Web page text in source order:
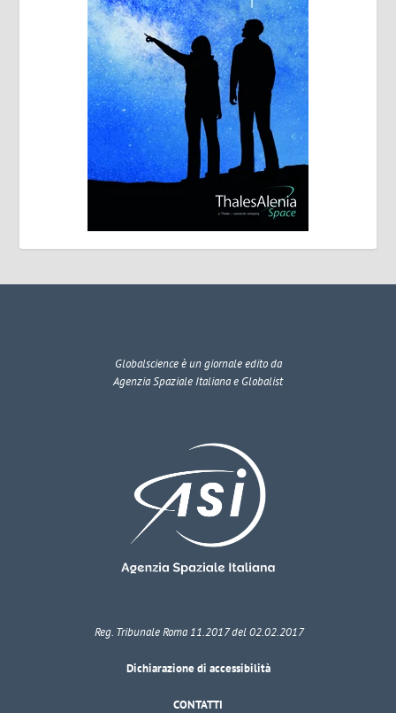
Globalscienceè un giornale edito da
Agenzia Spaziale Italiana e Globalist
Reg. Tribunale Roma 11.2017 del 02.02.2017
Dichiarazione di accessibilità
CONTATTI